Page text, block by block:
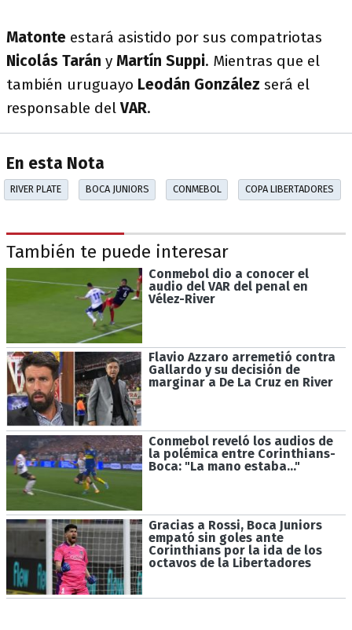
Matonte estará asistido por sus compatriotas
Nicolás Tarán y Martín Suppi. Mientras que el
también uruguayo Leodán González será el
responsable delVAR.
En esta Nota
RIVER PLATE BOCA JUNIORS CONMEBOL COPA LIBERTADORES
También te puede interesar
Conmebol dio a conocer el
audio del VAR del penal en
Vélez-River
Flavio Azzaro arremetió contra
Gallardo y su decisión de
marginar a De La Cruz en River
Conmebol reveló los audios de
la polémica entre Corinthians-
Boca: "La mano estaba..."
Gracias a Rossi, Boca Juniors
empató sin goles ante
Corinthians por la ida de los
octavos de la Libertadores